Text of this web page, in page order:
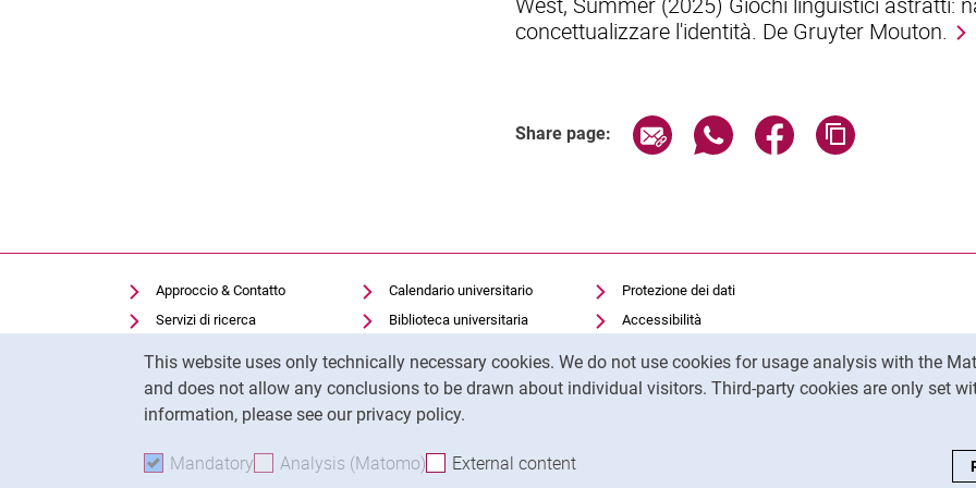
This website uses only technically necessary cookies. We do not use cookies for usage analysis with the
and does not allow any conclusions to be drawn about individual visitors. Third-party cookies are only set
information, please see our privacy policy.
Mandatory Accept mandatory cookies
Analysis (Matomo) Accept analysis cookies
External content
concettualizzare l'identità. De Gruyter Mouton.
Share page: Share page via email
Share page via WhatsApp
Share page via
Approccio & Contatto
Servizi di ricerca
Cookie settings
Calendario universitario
Biblioteca universitaria
Panopto
Protezione dei dati
Accessibilità
dell'intelligenza artificiale
Impronta